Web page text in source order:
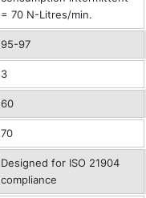
= 70 N-Litres/min.
95-97
3
60
70
Designed for ISO 21904
compliance